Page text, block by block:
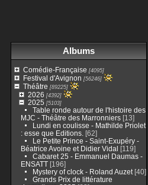
Albums
Comédie-Française [4095]
Festival d'Avignon [56246]
Théâtre [89225]
2026 [4392]
2025 [5103]
Table ronde autour de l'histoire des
MJC - Théâtre des Marronniers[13]
Lundi en coulisse - Mathilde Priolet
: esse que Editions. [62]
Le Petite Prince - Saint-Exupéry -
Béatrice Avoine et Didier Vidal [119]
Cabaret 25 - Emmanuel Daumas -
ENSATT[196]
Mystery of clock - Roland Auzet[40]
Grands Prix de littérature